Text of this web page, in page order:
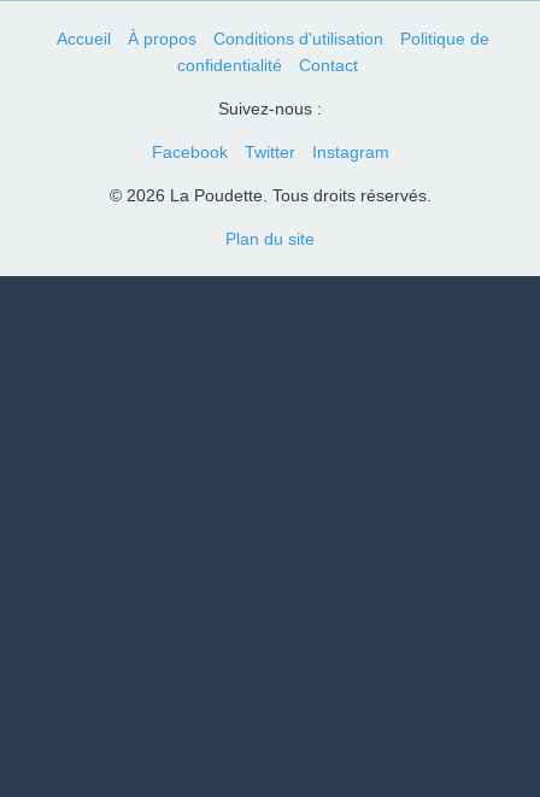
Accueil À propos Conditions d'utilisation
Politique de
confidentialité
Contact
Suivez-nous :
Facebook Twitter Instagram
© 2026 La Poudette. Tous droits réservés.
Plan du site